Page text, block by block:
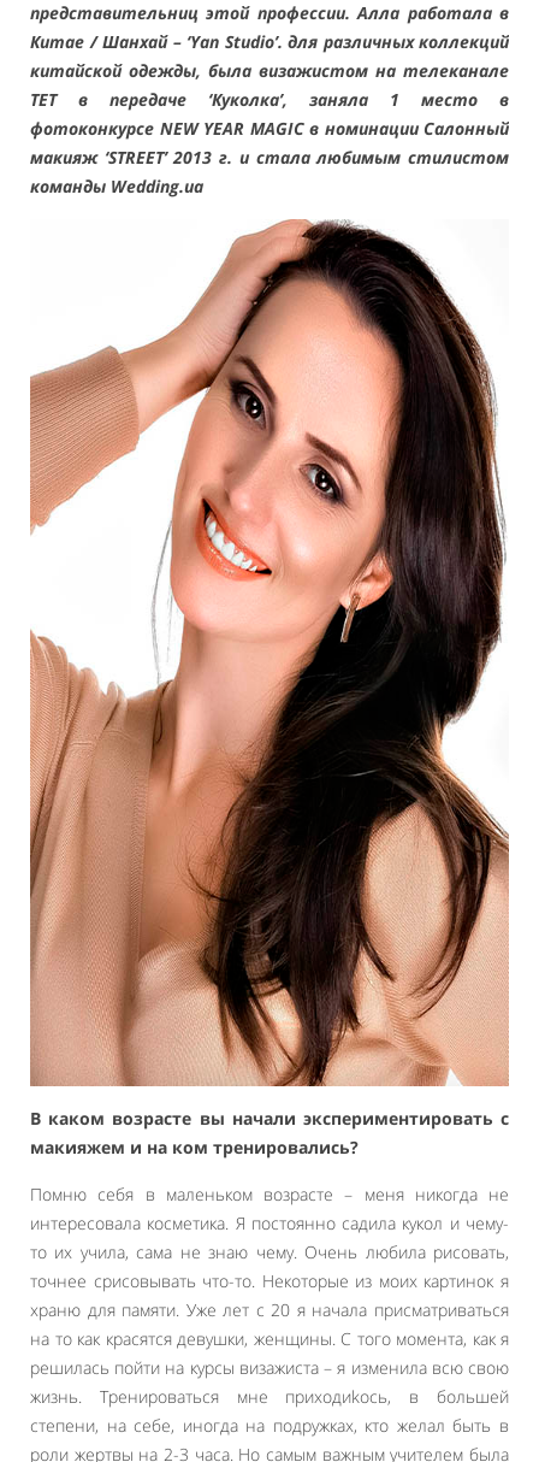
представительниц этой профессии. Алла работала в
Китае / Шанхай – ‘Yan Studio’. для различных коллекций
китайской одежды, была визажистом на телеканале
ТЕТ в передаче ‘Куколка’, заняла 1 место в
фотоконкурсе NEW YEAR MAGIC в номинации Салонный
макияж ‘STREET’ 2013 г. и стала любимым стилистом
команды Wedding.ua
В каком возрасте вы начали экспериментировать с
макияжем и на ком тренировались?
Помню себя в маленьком возрасте – меня никогда не
интересовала косметика. Я постоянно садила кукол и чему-
то их учила, сама не знаю чему. Очень любила рисовать,
точнее срисовывать что-то. Некоторые из моих картинок я
храню для памяти. Уже лет с 20 я начала присматриваться
на то как красятся девушки, женщины. С того момента, как я
решилась пойти на курсы визажиста – я изменила всю свою
жизнь. Тренироваться мне приходиkось, в большей
степени, на себе, иногда на подружках, кто желал быть в
роли жертвы на 2-3 часа. Но самым важным учителем была